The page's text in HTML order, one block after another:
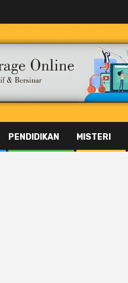
PENDIDIKAN MISTERI